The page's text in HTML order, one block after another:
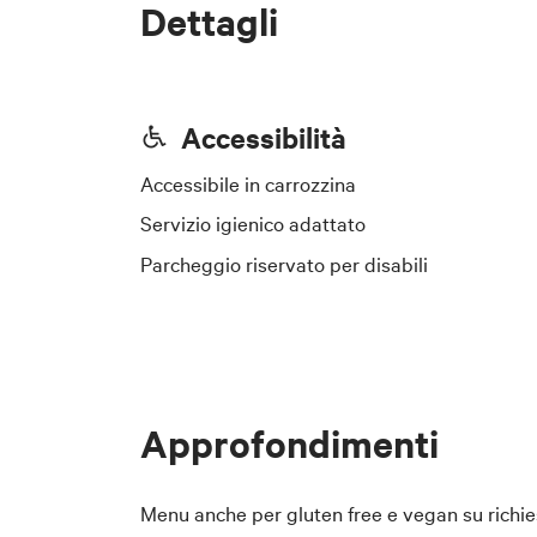
Dettagli
Accessibilità
Accessibile in carrozzina
Servizio igienico adattato
Parcheggio riservato per disabili
Approfondimenti
Menu anche per gluten free e vegan su